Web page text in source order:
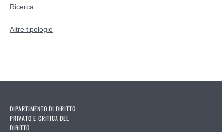
Ricerca
Altre tipologie
DIPARTIMENTO DI DIRITTO
PRIVATO E CRITICA DEL
DIRITTO